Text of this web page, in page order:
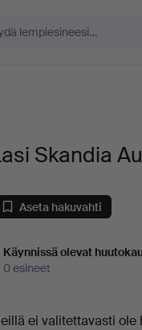
Skandia
Aseta hakuvahti
Käynnissä olevat
0 esineet
ei valitettavasti ole